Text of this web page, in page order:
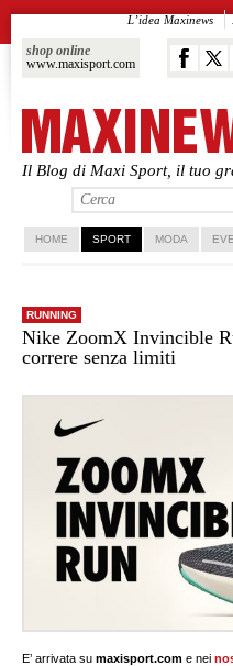
Il Blog di Maxi Sport, il tuo
shop online
www.maxisport.com
L’idea Maxinews
Vai al contenuto principale
Vai al contenuto
HOME SPORT MODA
RUNNING
Nike ZoomX Invincible
correre senza limiti
E’ arrivata sumaxisport.com e nei